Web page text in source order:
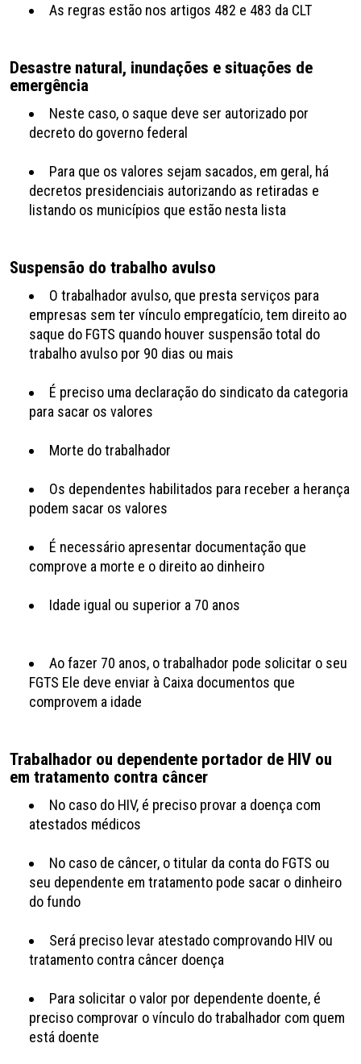
As regras estão nos artigos 482 e 483 da CLT
Desastre natural, inundações e situações de
emergência
Neste caso, o saque deve ser autorizado por
decreto do governo federal
Para que os valores sejam sacados, em geral, há
decretos presidenciais autorizando as retiradas e
listando os municípios que estão nesta lista
Suspensão do trabalho avulso
O trabalhador avulso, que presta serviços para
empresas sem ter vínculo empregatício, tem direito ao
saque do FGTS quando houver suspensão total do
trabalho avulso por 90 dias ou mais
É preciso uma declaração do sindicato da categoria
para sacar os valores
Morte do trabalhador
Os dependentes habilitados para receber a herança
podem sacar os valores
É necessário apresentar documentação que
comprove a morte e o direito ao dinheiro
Idade igual ou superior a 70 anos
Ao fazer 70 anos, o trabalhador pode solicitar o seu
FGTS Ele deve enviar à Caixa documentos que
comprovem a idade
Trabalhador ou dependente portador de HIV ou
em tratamento contra câncer
No caso do HIV, é preciso provar a doença com
atestados médicos
No caso de câncer, o titular da conta do FGTS ou
seu dependente em tratamento pode sacar o dinheiro
do fundo
Será preciso levar atestado comprovando HIV ou
tratamento contra câncer doença
Para solicitar o valor por dependente doente, é
preciso comprovar o vínculo do trabalhador com quem
está doente